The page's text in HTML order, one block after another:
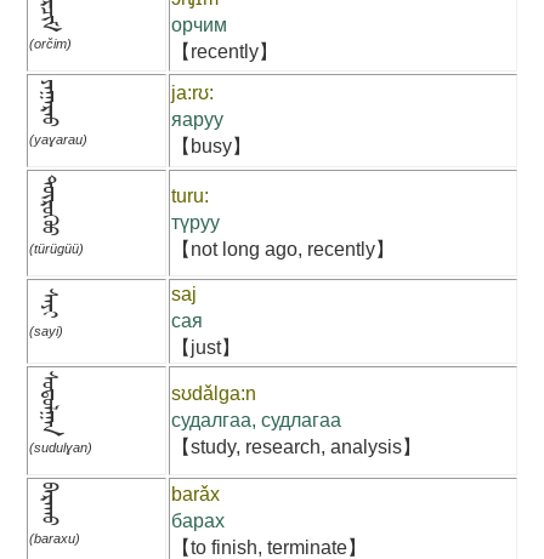
(orčim)
орчим
【recently】
ᠶᠠᠭᠠᠷᠠᠣ
(yaɣarau)
ja:rʊ:
яаруу
【busy】
ᠲᠦᠷᠦᠭᠦᠦ
(türügüü)
turu:
түруу
【not long ago, recently】
ᠰᠠᠶᠢ
(sayi)
saj
сая
【just】
ᠰᠣᠳᠣᠯᠭᠠᠨ
(sudulɣan)
sʊdǎlga:n
судалгаа, судлагаа
【study, research, analysis】
ᠪᠠᠷᠠᠬᠤ
(baraxu)
barǎx
барах
【to finish, terminate】